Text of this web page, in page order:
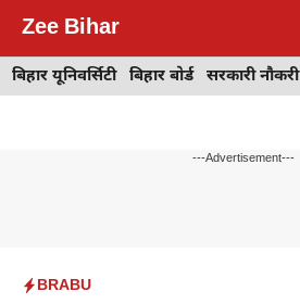
content
Zee Bihar
बिहार यूनिवर्सिटी बिहार बोर्ड सरकारी नौकरी
---Advertisement---
BRABU